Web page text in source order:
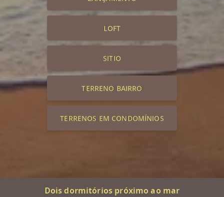
LOFT
SITIO
TERRENO BAIRRO
TERRENOS EM CONDOMÍNIOS
Dois dormitórios próximo ao mar